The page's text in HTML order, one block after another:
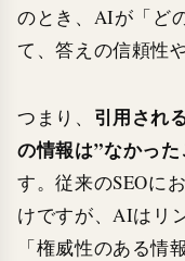
のとき、AIが「ど
て、答えの信頼性
つまり、 引用され
の情報は”なかっ
す。従来のSEOに
けですが、AIはリ
「権威性のある情